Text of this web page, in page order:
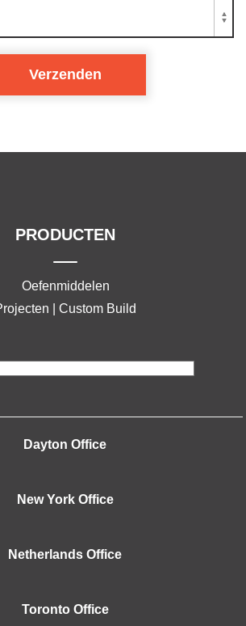
PRODUCTEN
Oefenmiddelen
| Custom Build
Dayton Office
New York Office
Netherlands Office
Toronto Office